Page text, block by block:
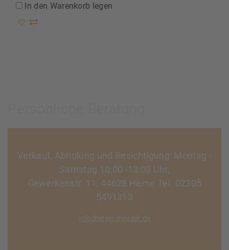
In den Warenkorb legen
Verkauf, Abholung und Besichtigung: Montag -
Samstag 10:00 -13:00 Uhr,
Gewerkenstr. 11, 44628 Herne Tel. 02305
5491313
info@stein-mosaik.de